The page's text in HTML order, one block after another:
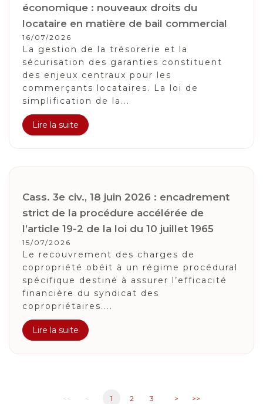
économique : nouveaux droits du
locataire en matière de bail commercial
16/07/2026
La gestion de la trésorerie et la
sécurisation des garanties constituent
des enjeux centraux pour les
commerçants locataires. La loi de
simplification de la...
Lire la suite
Cass. 3e civ., 18 juin 2026 : encadrement
strict de la procédure accélérée de
l’article 19-2 de la loi du 10 juillet 1965
15/07/2026
Le recouvrement des charges de
copropriété obéit à un régime procédural
spécifique destiné à assurer l’efficacité
financière du syndicat des
copropriétaires....
Lire la suite
1 2 3 > >>